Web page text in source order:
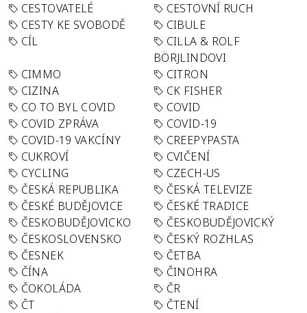
CESTOVATELÉ
CESTOVNÍ RUCH
CESTY KE SVOBODĚ
CIBULE
CÍL
CILLA & ROLF
BÖRJLINDOVI
CIMMO
CITRON
CIZINA
CK FISHER
CO TO BYL COVID
COVID
COVID ZPRÁVA
COVID-19
COVID-19 VAKCÍNY
CREEPYPASTA
CUKROVÍ
CVIČENÍ
CYCLING
CZECH-US
ČESKÁ REPUBLIKA
ČESKÁ TELEVIZE
ČESKÉ BUDĚJOVICE
ČESKÉ TRADICE
ČESKOBUDĚJOVICKO
ČESKOBUDĚJOVICKÝ
ČESKOSLOVENSKO
ČESKÝ ROZHLAS
ČESNEK
ČETBA
ČÍNA
ČINOHRA
ČOKOLÁDA
ČR
ČT
ČTENÍ